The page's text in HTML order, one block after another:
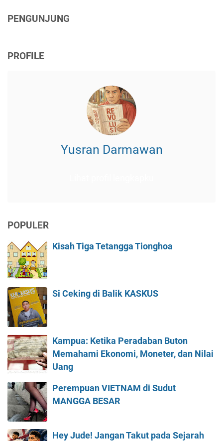
PENGUNJUNG
PROFILE
Yusran Darmawan
POPULER
Kisah Tiga Tetangga Tionghoa
Si Ceking di Balik KASKUS
Kampua: Ketika Peradaban Buton
Memahami Ekonomi, Moneter, dan Nilai
Uang
Perempuan VIETNAM di Sudut
MANGGA BESAR
Hey Jude! Jangan Takut pada Sejarah